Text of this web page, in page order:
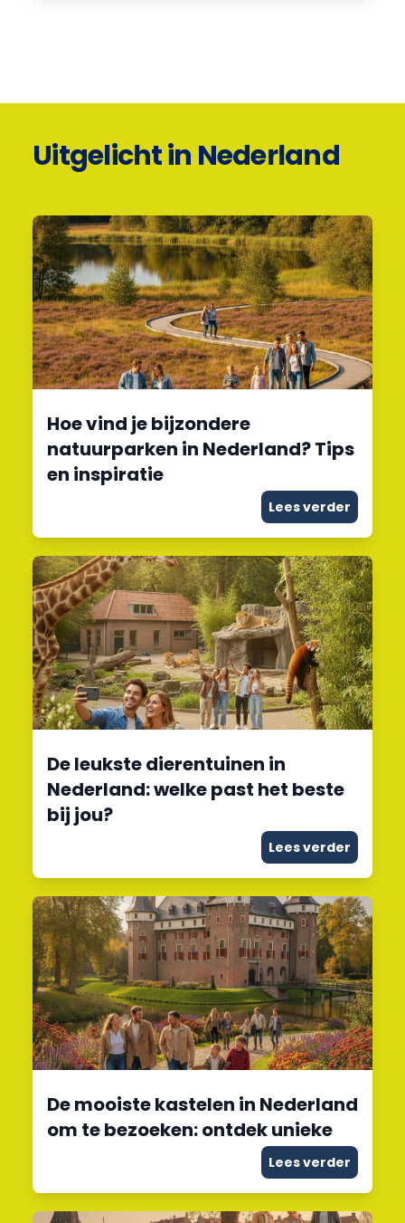
Uitgelicht in Nederland
Hoe vind je bijzondere
natuurparken in Nederland? Tips
en inspiratie
Lees verder
De leukste dierentuinen in
Nederland: welke past het beste
bij jou?
Lees verder
De mooiste kastelen in Nederland
om te bezoeken: ontdek unieke
Lees verder